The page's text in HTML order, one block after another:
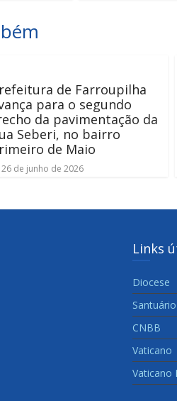
de Farroupilha
para o segundo
da pavimentação da
Seberi, no bairro
de Maio
26 de junho de 2026
Links
Diocese
CNBB
Vaticano
Vaticano